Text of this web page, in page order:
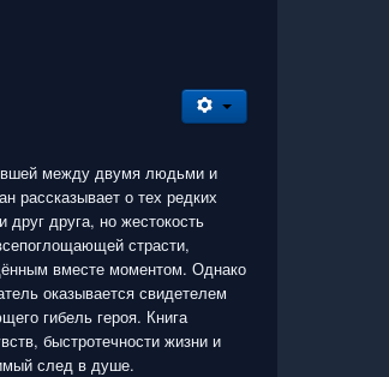
между двумя людьми и
рассказывает о тех редких
друга, но жестокость
страсти,
вместе моментом. Однако
оказывается свидетелем
гибель героя. Книга
быстротечности жизни и
след в душе.